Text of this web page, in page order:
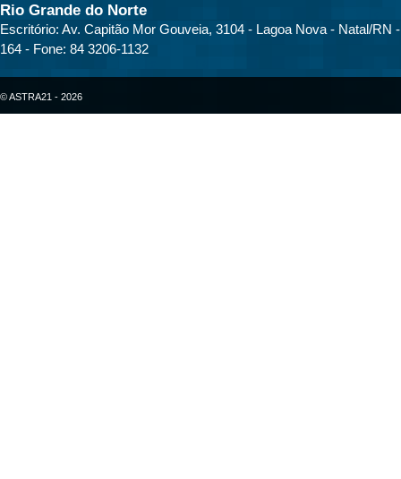
Rio Grande do Norte
Escritório: Av. Capitão Mor Gouveia, 3104 - Lagoa Nova - Natal/RN
164 - Fone: 84 3206-1132
© ASTRA21 - 2026